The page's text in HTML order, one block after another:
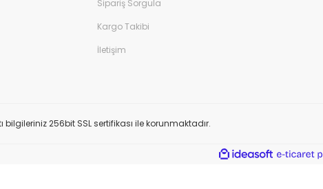
Sipariş Sorgula
Kargo Takibi
İletişim
bilgileriniz 256bit SSL sertifikası ile korunmaktadır.
ideasoft